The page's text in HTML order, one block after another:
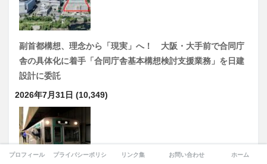
副首都構想、理念から「現実」へ！ 大阪・大手前で合同庁
舎の具体化に着手「合同庁舎基本構想検討支援業務」を日建
設計に委託
2026年7月31日 (10,349)
プロフィール プライバシーポリシー リンク集 お問い合わせ ホーム